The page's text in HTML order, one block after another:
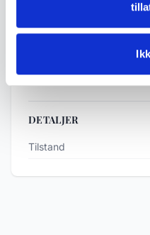
bruksspor, merkinger
farge. Noe ujevn
Se bilder for detaljer.
DETALJER
Tilstand